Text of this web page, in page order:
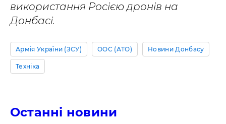
використання Росією дронів на
Донбасі.
Армія України (ЗСУ) ООС (АТО) Новини Донбасу
Техніка
Останні новини